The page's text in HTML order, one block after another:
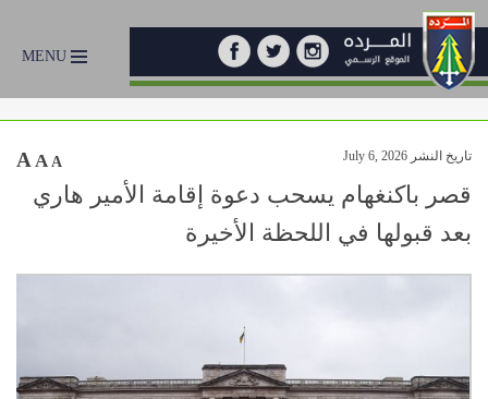
MENU
تاريخ النشر July 6, 2026 A A A
قصر باكنغهام يسحب دعوة إقامة الأمير هاري
بعد قبولها في اللحظة الأخيرة